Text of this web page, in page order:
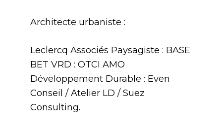
Architecte urbaniste :
Leclercq Associés Paysagiste : BASE
BET VRD : OTCI AMO
Développement Durable : Even
Conseil / Atelier LD / Suez
Consulting.